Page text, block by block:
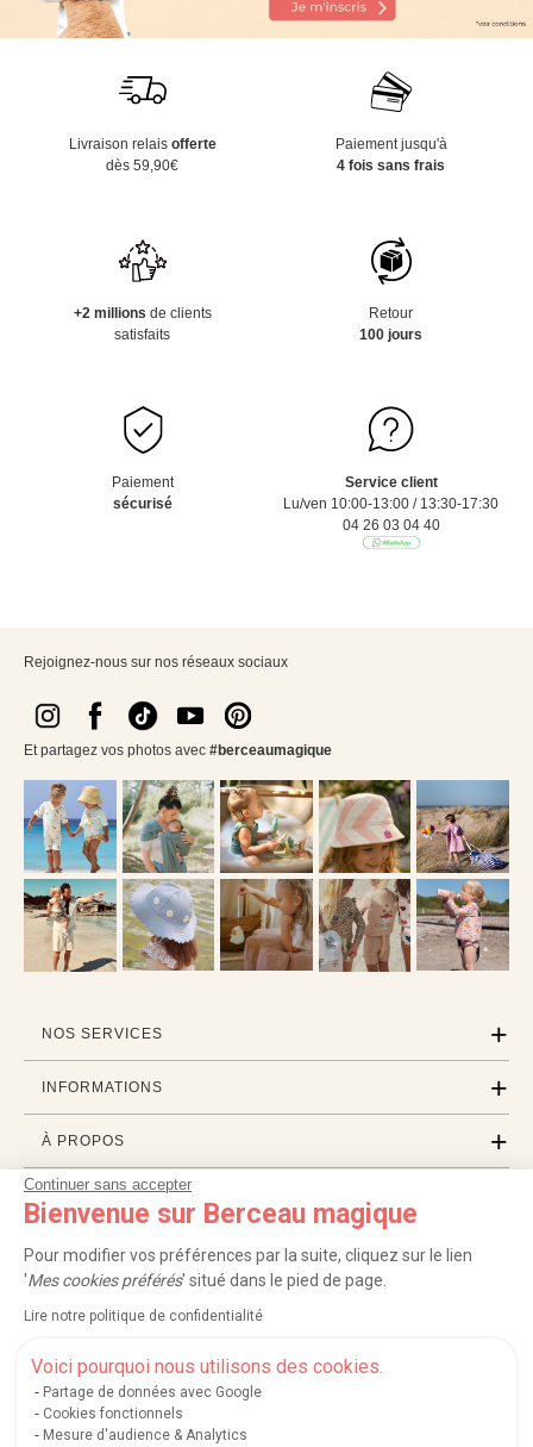
Continuer sans accepter
Bienvenue sur Berceau magique
Pour modifier vos préférences par la suite, cliquez sur le lien
'Mes cookies préférés' situé dans le pied de page.
Lire notre politique de confidentialité
Voici pourquoi nous utilisons des cookies.
Partage de données avec Google
Cookies fonctionnels
Mesure d'audience & Analytics
Livraison relais offerte
dès 59,90€
Paiement jusqu'à
4 fois sans frais
+2 millions de clients
satisfaits
Retour
100 jours
Paiement
sécurisé
Service client
Lu/ven 10:00-13:00 / 13:30-17:30
04 26 03 04 40
Rejoignez-nous sur nos réseaux sociaux
Et partagez vos photos avec #berceaumagique
NOS SERVICES
INFORMATIONS
À PROPOS
PROFESSIONNELS
LISTES CADEAUX
Service après-vente| FAQ |Rappels de produits|Protection des données
Mentions légales et crédits Conditions générales de ventes
Nos moyens de paiement sécurisés